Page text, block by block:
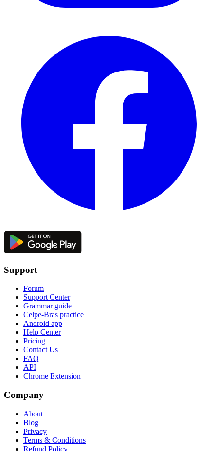
Support
Forum
Support Center
Grammar guide
Celpe-Bras practice
Android app
Help Center
Pricing
Contact Us
FAQ
API
Chrome Extension
Company
About
Blog
Privacy
Terms & Conditions
Refund Policy